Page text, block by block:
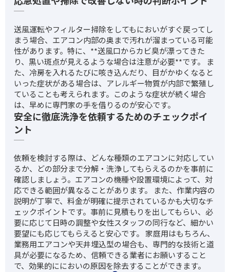
送風運転やフィルター掃除をしてもにおいがすぐ戻ってし
まう場合、エアコン内部の奥まで汚れが溜まっている可能
性があります。特に、**送風口からカビ臭が漂ってきた
り、黒い斑点が見えるような場合は注意が必要**です。 ま
た、冷房を入れるたびに咳き込んだり、目がかゆくなると
いった症状がある場合は、アレルギー物質が内部で繁殖し
ていることも考えられます。このような症状が続く場合
は、早めに専門家の手を借りるのが安心です。
安全に徹底洗浄を依頼するためのチェックポイ
ント
依頼を検討する際は、どんな種類のエアコンに対応してい
るか、どの部分まで分解・洗浄してもらえるのかを事前に
確認しましょう。エアコンの機種や設置環境によって、対
応できる範囲が異なることがあります。 また、作業内容の
説明が丁寧で、料金が明確に提示されているかも大切なチ
ェックポイントです。事前に見積もりを出してもらい、必
要に応じて日時の調整や女性スタッフの同行など、細かい
要望にも応じてもらえると安心です。 家庭用はもちろん、
業務用エアコンや天井埋込型の場合も、専門的な技術と道
具が必要になるため、信頼できる業者にお願いすること
で、効果的ににおいの原因を除去することができます。